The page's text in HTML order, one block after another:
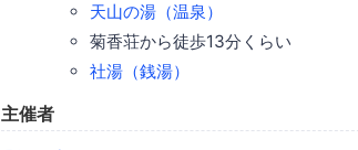
天山の湯（温泉）
菊香荘から徒歩13分くらい
社湯（銭湯）
主催者